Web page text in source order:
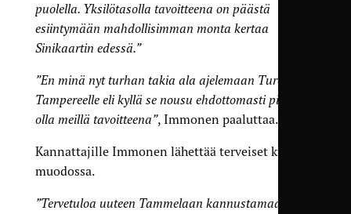
puolella. Yksilötasolla tavoitteena on päästä
esiintymään mahdollisimman monta kertaa
Sinikaartin edessä.”
”En minä nyt turhan takia ala ajelemaan Turengista
Tampereelle eli kyllä se nousu ehdottomasti pitää
olla meillä tavoitteena”, Immonen paaluttaa.
Kannattajille Immonen lähettää terveiset kutsun
muodossa.
”Tervetuloa uuteen Tammelaan kannustamaan